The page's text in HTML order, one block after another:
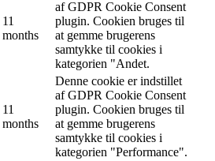
11
months
af GDPR Cookie Consent
plugin. Cookien bruges til
at gemme brugerens
samtykke til cookies i
kategorien "Andet.
11
months
Denne cookie er indstillet
af GDPR Cookie Consent
plugin. Cookien bruges til
at gemme brugerens
samtykke til cookies i
kategorien "Performance".